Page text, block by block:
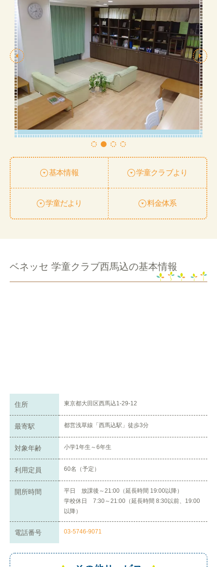
基本情報 学童クラブより
学童だより 料金体系
ベネッセ 学童クラブ西馬込の基本情報
住所 東京都大田区西馬込1-29-12
最寄駅 都営浅草線「西馬込駅」徒歩3分
対象年齢 小学1年生～6年生
利用定員 60名（予定）
開所時間
平日 放課後～21:00（延長時間 19:00以降）
学校休日 7:30～21:00（延長時間 8:30以前、19:00
以降）
電話番号 03-5746-9071